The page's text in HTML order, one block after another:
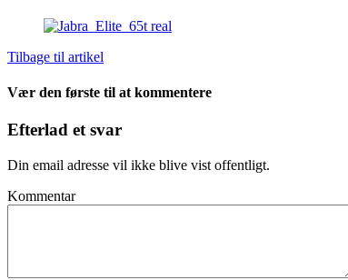
Tilbage til artikel
Vær den første til at kommentere
Efterlad et svar
Din email adresse vil ikke blive vist offentligt.
Kommentar